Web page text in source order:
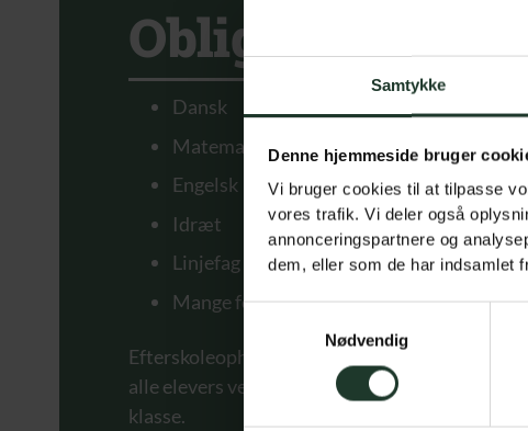
Samtykke
Denne hjemmeside bruger
Vi bruger cookies til at tilpasse
vores trafik. Vi deler også
annonceringspartnere og
dem, eller som de har indsamlet
Samtykkevalg
Nødvendig
Obligatoriske
Dansk
Matematik
Engelsk
Idræt
Linjefag
Mange forskellige valgfag
Efterskoleopholdet på Tømmerup Efterskole
alle elevers vedkommende med Folkeskolens
klasse.